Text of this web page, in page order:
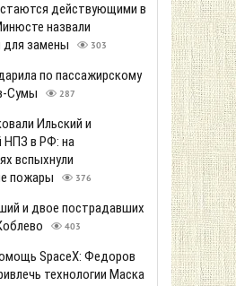
действующими в
назвали
для замены
303
по пассажирскому
Сумы
287
Ильский и
НПЗ в РФ: на
вспыхнули
пожары
376
и двое пострадавших
403
SpaceX: Федоров
технологии Маска